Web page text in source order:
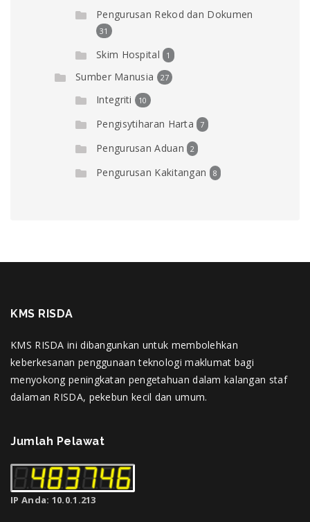
Pengurusan Rekod dan Dokumen
31
Skim Hospital 1
Sumber Manusia 27
Integriti 10
Pengisytiharan Harta 7
Pengurusan Aduan 2
Pengurusan Kakitangan 8
KMS RISDA
KMS RISDA ini dibangunkan untuk membolehkan
keberkesanan penggunaan teknologi maklumat bagi
menyokong peningkatan pengetahuan dalam kalangan staf
dalaman RISDA, pekebun kecil dan umum.
Jumlah Pelawat
IP Anda: 10.0.1.213